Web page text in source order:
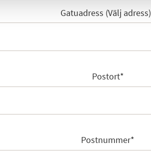
Gatuadress (Välj adress)
Postort*
Postnummer*